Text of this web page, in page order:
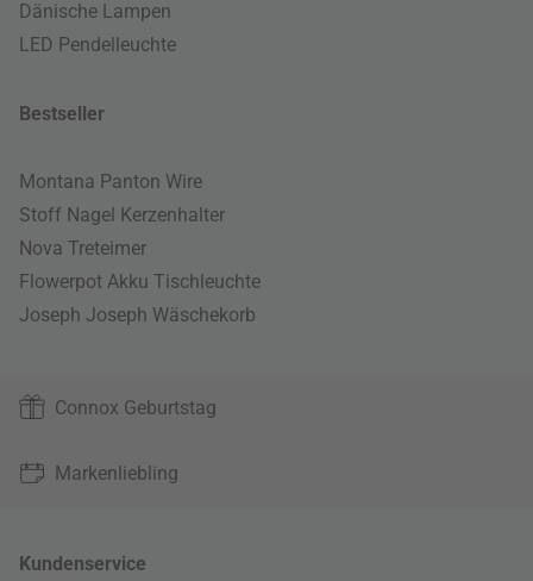
Dänische Lampen
LED Pendelleuchte
Bestseller
Montana Panton Wire
Stoff Nagel Kerzenhalter
Nova Treteimer
Flowerpot Akku Tischleuchte
Joseph Joseph Wäschekorb
Connox Geburtstag
Markenliebling
Kundenservice